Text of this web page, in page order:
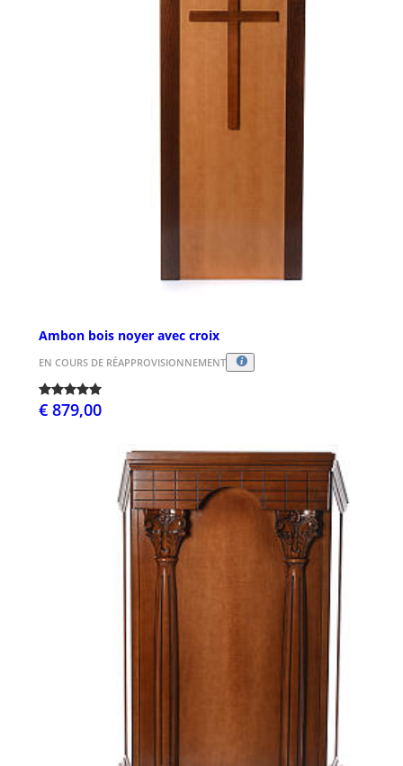
Ambon bois noyer avec croix
EN COURS DE RÉAPPROVISIONNEMENT
€ 879,00